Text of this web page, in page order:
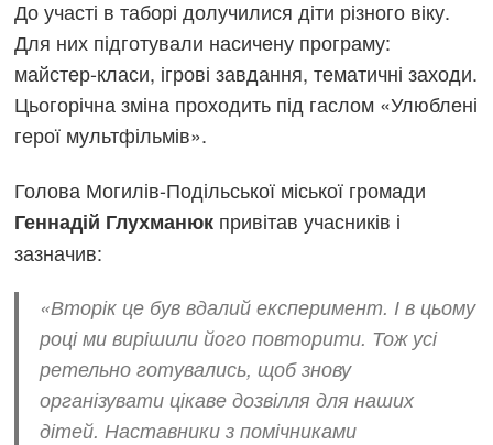
До участі в таборі долучилися діти різного віку.
Для них підготували насичену програму:
майстер-класи, ігрові завдання, тематичні заходи.
Цьогорічна зміна проходить під гаслом «Улюблені
герої мультфільмів».
Голова Могилів-Подільської міської громади
Геннадій Глухманюк привітав учасників і
зазначив:
«Вторік це був вдалий експеримент. І в цьому
році ми вирішили його повторити. Тож усі
ретельно готувались, щоб знову
організувати цікаве дозвілля для наших
дітей. Наставники з помічниками